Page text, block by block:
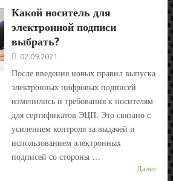
Какой носитель для
электронной подписи
выбрать?
02.09.2021
После введения новых правил выпуска
электронных цифровых подписей
изменились и требования к носителям
для сертификатов ЭЦП. Это связано с
усилением контроля за выдачей и
использованием электронных
подписей со стороны …
Далее